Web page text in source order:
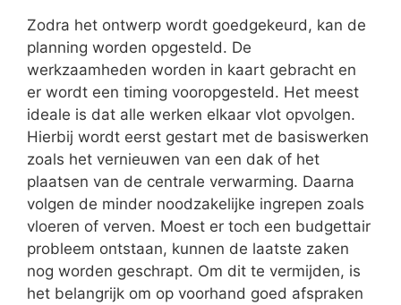
Zodra het ontwerp wordt goedgekeurd, kan de
planning worden opgesteld. De
werkzaamheden worden in kaart gebracht en
er wordt een timing vooropgesteld. Het meest
ideale is dat alle werken elkaar vlot opvolgen.
Hierbij wordt eerst gestart met de basiswerken
zoals het vernieuwen van een dak of het
plaatsen van de centrale verwarming. Daarna
volgen de minder noodzakelijke ingrepen zoals
vloeren of verven. Moest er toch een budgettair
probleem ontstaan, kunnen de laatste zaken
nog worden geschrapt. Om dit te vermijden, is
het belangrijk om op voorhand goed afspraken